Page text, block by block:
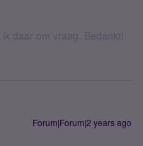
daar om vraag. Bedankt!
Forum|Forum|2 years ago